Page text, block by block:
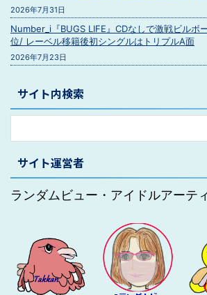
2026年7月31日
Number_i『BUGS LIFE』CDなしで激戦ビルボ
位/ レーベル移籍後初シングルはトリプルA面
2026年7月23日
サイト内検索
サイト運営者
ランダムビュー・アイドルアーテ